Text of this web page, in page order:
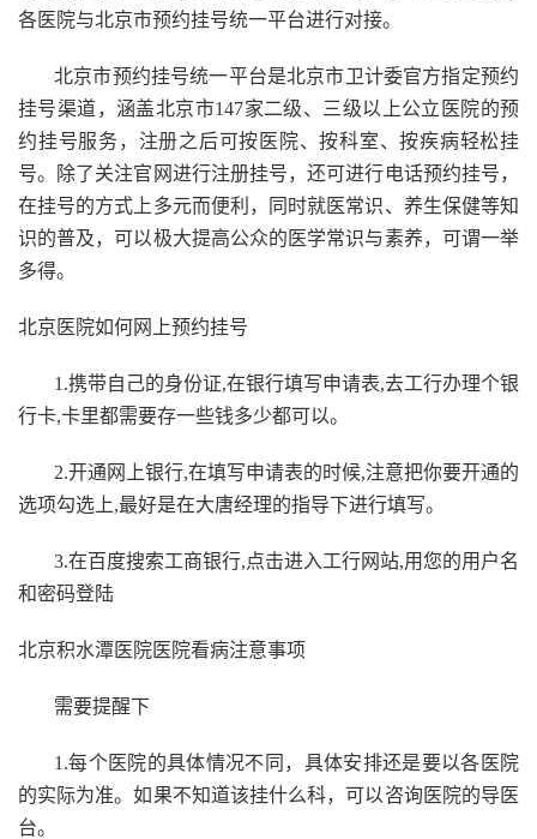
各医院与北京市预约挂号统一平台进行对接。
北京市预约挂号统一平台是北京市卫计委官方指定预约
挂号渠道，涵盖北京市147家二级、三级以上公立医院的预
约挂号服务，注册之后可按医院、按科室、按疾病轻松挂
号。除了关注官网进行注册挂号，还可进行电话预约挂号，
在挂号的方式上多元而便利，同时就医常识、养生保健等知
识的普及，可以极大提高公众的医学常识与素养，可谓一举
多得。
北京医院如何网上预约挂号
1.携带自己的身份证,在银行填写申请表,去工行办理个银
行卡,卡里都需要存一些钱多少都可以。
2.开通网上银行,在填写申请表的时候,注意把你要开通的
选项勾选上,最好是在大唐经理的指导下进行填写。
3.在百度搜索工商银行,点击进入工行网站,用您的用户名
和密码登陆
北京积水潭医院医院看病注意事项
需要提醒下
1.每个医院的具体情况不同，具体安排还是要以各医院
的实际为准。如果不知道该挂什么科，可以咨询医院的导医
台。